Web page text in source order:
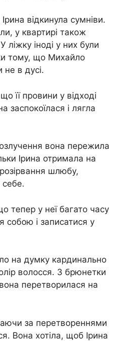
відкинула сумніви.
у квартирі також
ліжку іноді у них були
тому, що Михайло
не в дусі.
її провини у відході
заспокоїлася і лягла
вона пережила
Ірина отримала на
шлюбу,
тепер у неї багато часу
собою і записатися у
на думку кардинально
волосся. З брюнетки
перетворилася на
за перетвореннями
Вона хотіла, щоб Ірина